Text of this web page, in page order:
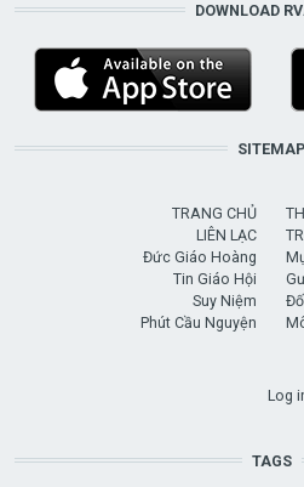
DOWNLOAD
SITEMAP
TRANG CHỦ
LIÊN LẠC
Đức Giáo Hoàng
Tin Giáo Hội
Suy Niệm
Phút Cầu Nguyện
Log
TAGS